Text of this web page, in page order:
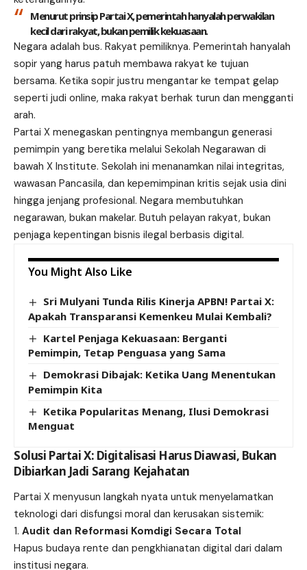
Menurut prinsip Partai X, pemerintah hanyalah perwakilan
kecil dari rakyat, bukan pemilik kekuasaan.
Negara adalah bus. Rakyat pemiliknya. Pemerintah hanyalah
sopir yang harus patuh membawa rakyat ke tujuan
bersama. Ketika sopir justru mengantar ke tempat gelap
seperti judi online, maka rakyat berhak turun dan mengganti
arah.
Partai X menegaskan pentingnya membangun generasi
pemimpin yang beretika melalui Sekolah Negarawan di
bawah X Institute. Sekolah ini menanamkan nilai integritas,
wawasan Pancasila, dan kepemimpinan kritis sejak usia dini
hingga jenjang profesional. Negara membutuhkan
negarawan, bukan makelar. Butuh pelayan rakyat, bukan
penjaga kepentingan bisnis ilegal berbasis digital.
You Might Also Like
Sri Mulyani Tunda Rilis Kinerja APBN! Partai X:
Apakah Transparansi Kemenkeu Mulai Kembali?
Kartel Penjaga Kekuasaan: Berganti
Pemimpin, Tetap Penguasa yang Sama
Demokrasi Dibajak: Ketika Uang Menentukan
Pemimpin Kita
Ketika Popularitas Menang, Ilusi Demokrasi
Menguat
Solusi Partai X: Digitalisasi Harus Diawasi, Bukan
Dibiarkan Jadi Sarang Kejahatan
Partai X menyusun langkah nyata untuk menyelamatkan
teknologi dari disfungsi moral dan kerusakan sistemik:
Audit dan Reformasi Komdigi Secara Total
Hapus budaya rente dan pengkhianatan digital dari dalam
institusi negara.